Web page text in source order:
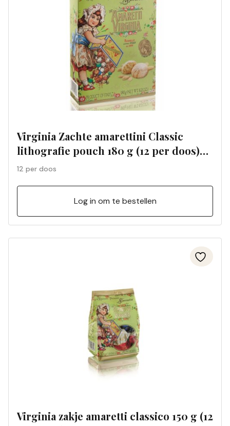
Virginia Zachte amarettini Classic
lithografie pouch 180 g (12 per doos)
04/349
12 per doos
Log in om te bestellen
Virginia zakje amaretti classico 150 g (12